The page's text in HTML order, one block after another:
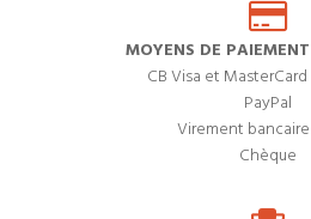
MOYENS DE
CB Visa et
PayPal
Virement bancaire
Chèque